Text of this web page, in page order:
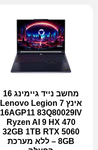
מחשב נייד גיימינג 16
אינץ Lenovo Legion 7
16AGP11 83Q80029IV
Ryzen AI 9 HX 470
32GB 1TB RTX 5060
8GB – ללא מערכת